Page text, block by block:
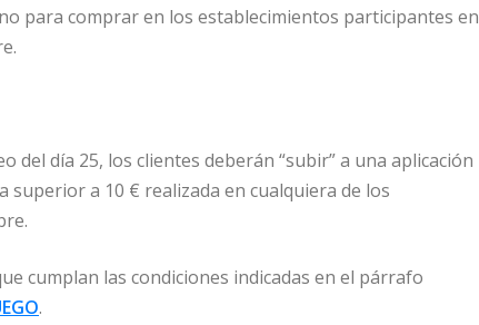
para comprar en los establecimientos participantes en
día 25, los clientes deberán “subir” a una aplicación
a 10 € realizada en cualquiera de los
cumplan las condiciones indicadas en el párrafo
.